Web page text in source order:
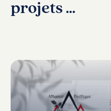
projets …